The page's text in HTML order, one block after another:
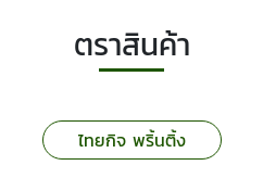
ตราสินค้า
ไทยกิจ พริ้นติ้ง